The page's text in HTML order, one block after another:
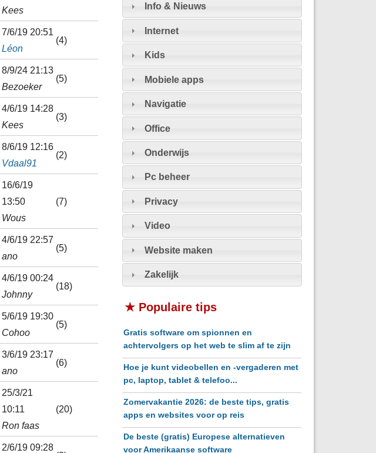
Kees
7/6/19 20:51
Léon
(4)
8/9/24 21:13
Bezoeker
(5)
4/6/19 14:28
Kees
(3)
8/6/19 12:16
Vdaal91
(2)
16/6/19
13:50
Wous
(7)
4/6/19 22:57
ano
(5)
4/6/19 00:24
Johnny
(18)
5/6/19 19:30
Cohoo
(5)
3/6/19 23:17
ano
(6)
25/3/21
10:11
Ron faas
(20)
2/6/19 09:28
Info & Nieuws
Internet
Kids
Mobiele apps
Navigatie
Office
Onderwijs
Pc beheer
Privacy
Video
Website maken
Zakelijk
★ Populaire tips
Gratis software om spionnen en
achtervolgers op het web te slim af te zijn
Hoe je kunt videobellen en -vergaderen met
pc, laptop, tablet & telefoo...
Zomervakantie 2026: de beste tips, gratis
apps en websites voor op reis
De beste (gratis) Europese alternatieven
voor Amerikaanse software